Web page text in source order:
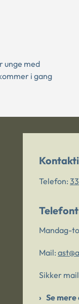
unge med
i gang
Telefon:
Mandag-
Mail:
Sikker
Se